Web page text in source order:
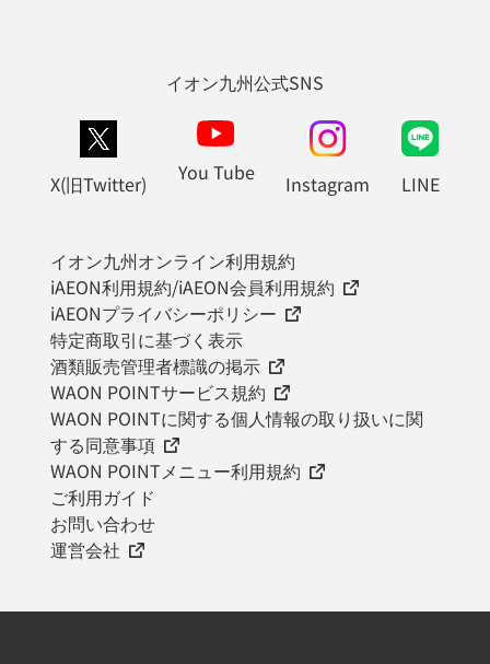
イオン九州公式SNS
X(旧Twitter) You Tube Instagram LINE
イオン九州オンライン利用規約
iAEON利用規約/iAEON会員利用規約
iAEONプライバシーポリシー
特定商取引に基づく表示
酒類販売管理者標識の掲示
WAON POINTサービス規約
WAON POINTに関する個人情報の取り扱いに関
する同意事項
WAON POINTメニュー利用規約
ご利用ガイド
お問い合わせ
運営会社